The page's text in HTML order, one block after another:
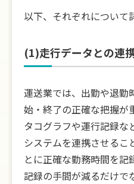
以下、それぞれについて
(1)走行データとの連
運送業では、出勤や退勤
始・終了の正確な把握が
タコグラフや運行記録な
システムを連携させるこ
とに正確な勤務時間を記
記録の手間が減るだけで